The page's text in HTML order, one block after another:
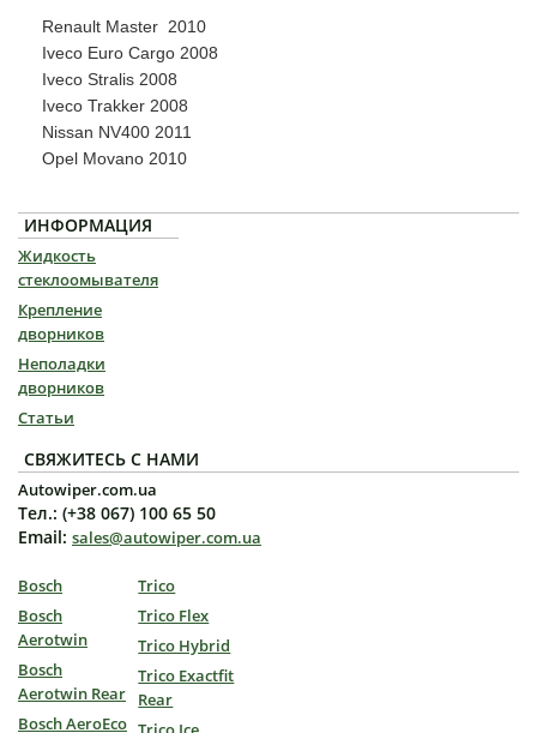
Renault Master 2010
Iveco Euro Cargo 2008
Iveco Stralis 2008
Iveco Trakker 2008
Nissan NV400 2011
Opel Movano 2010
ИНФОРМАЦИЯ
Жидкость
стеклоомывателя
Крепление
дворников
Неполадки
дворников
Статьи
СВЯЖИТЕСЬ С НАМИ
Autowiper.com.ua
Тел.: (+38 067) 100 65 50
Email: sales@autowiper.com.ua
Bosch
Bosch
Aerotwin
Bosch
Aerotwin Rear
Bosch AeroEco
Trico
Trico Flex
Trico Hybrid
Trico Exactfit
Rear